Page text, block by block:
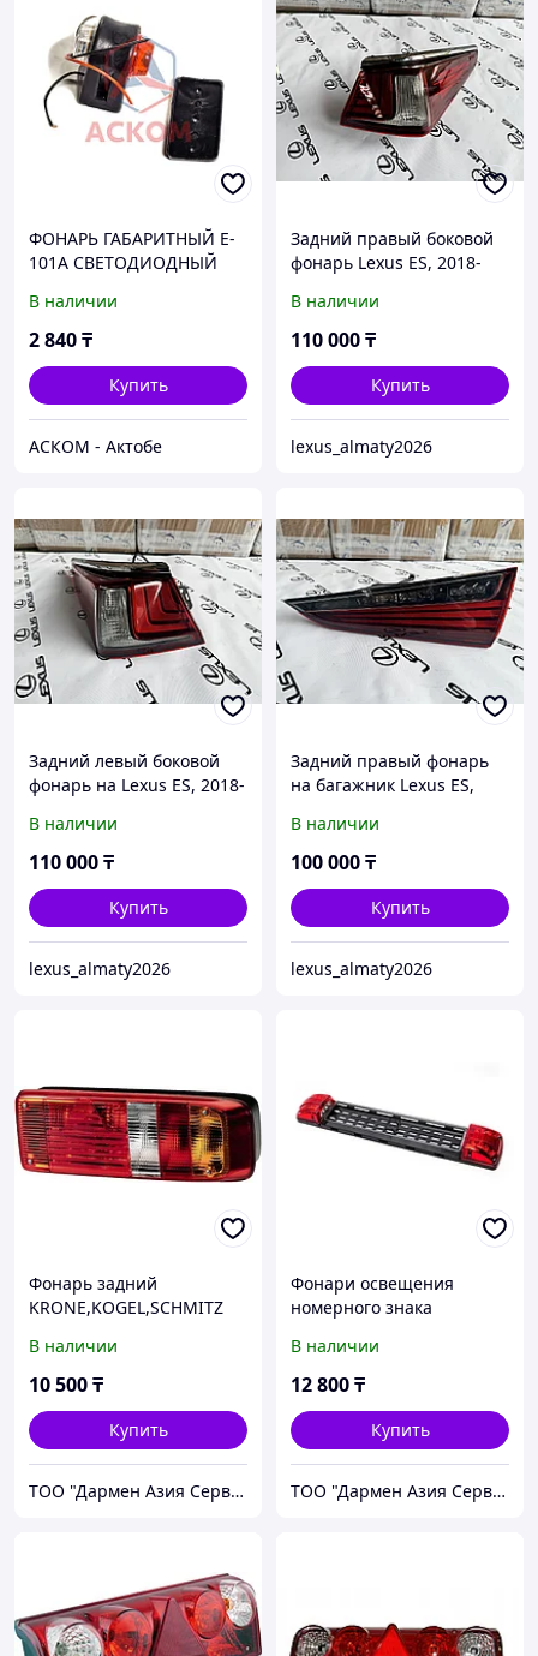
ФОНАРЬ ГАБАРИТНЫЙ E-
101А СВЕТОДИОДНЫЙ
В наличии
2 840₸
Купить
АСКОМ - Актобе
Задний правый боковой
фонарь Lexus ES, 2018-
В наличии
110 000₸
Купить
lexus_almaty2026
Задний левый боковой
фонарь на Lexus ES, 2018-
В наличии
110 000₸
Купить
lexus_almaty2026
Задний правый фонарь
на багажник Lexus ES,
В наличии
100 000₸
Купить
lexus_almaty2026
Фонарь задний
KRONE,KOGEL,SCHMITZ
В наличии
10 500₸
Купить
ТОО "Дармен Азия Сервис"
Фонари освещения
номерного знака
рамкой)
В наличии
12 800₸
Купить
ТОО "Дармен Азия Сервис"